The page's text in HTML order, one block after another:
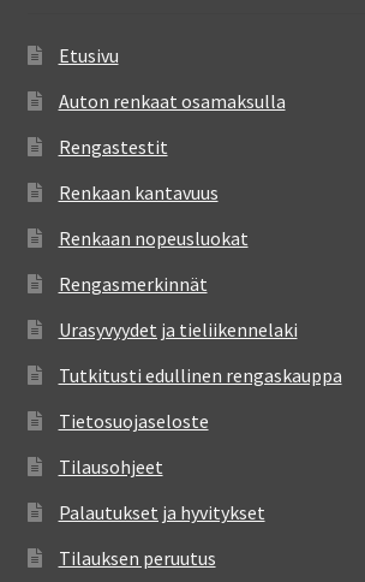
Etusivu
Auton renkaat osamaksulla
Rengastestit
Renkaan kantavuus
Renkaan nopeusluokat
Rengasmerkinnät
Urasyvyydet ja tieliikennelaki
Tutkitusti edullinen rengaskauppa
Tietosuojaseloste
Tilausohjeet
Palautukset ja hyvitykset
Tilauksen peruutus